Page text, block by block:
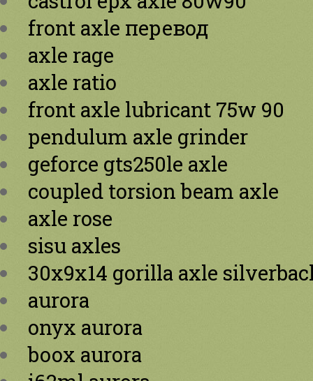
front axle перевод
axle rage
axle ratio
front axle lubricant 75w 90
pendulum axle grinder
geforce gts250le axle
coupled torsion beam axle
axle rose
sisu axles
30х9х14 gorilla axle
aurora
onyx aurora
boox aurora